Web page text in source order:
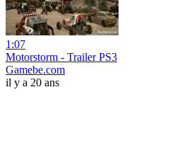
1:07
Motorstorm - Trailer PS3
Gamebe.com
il y a 20 ans